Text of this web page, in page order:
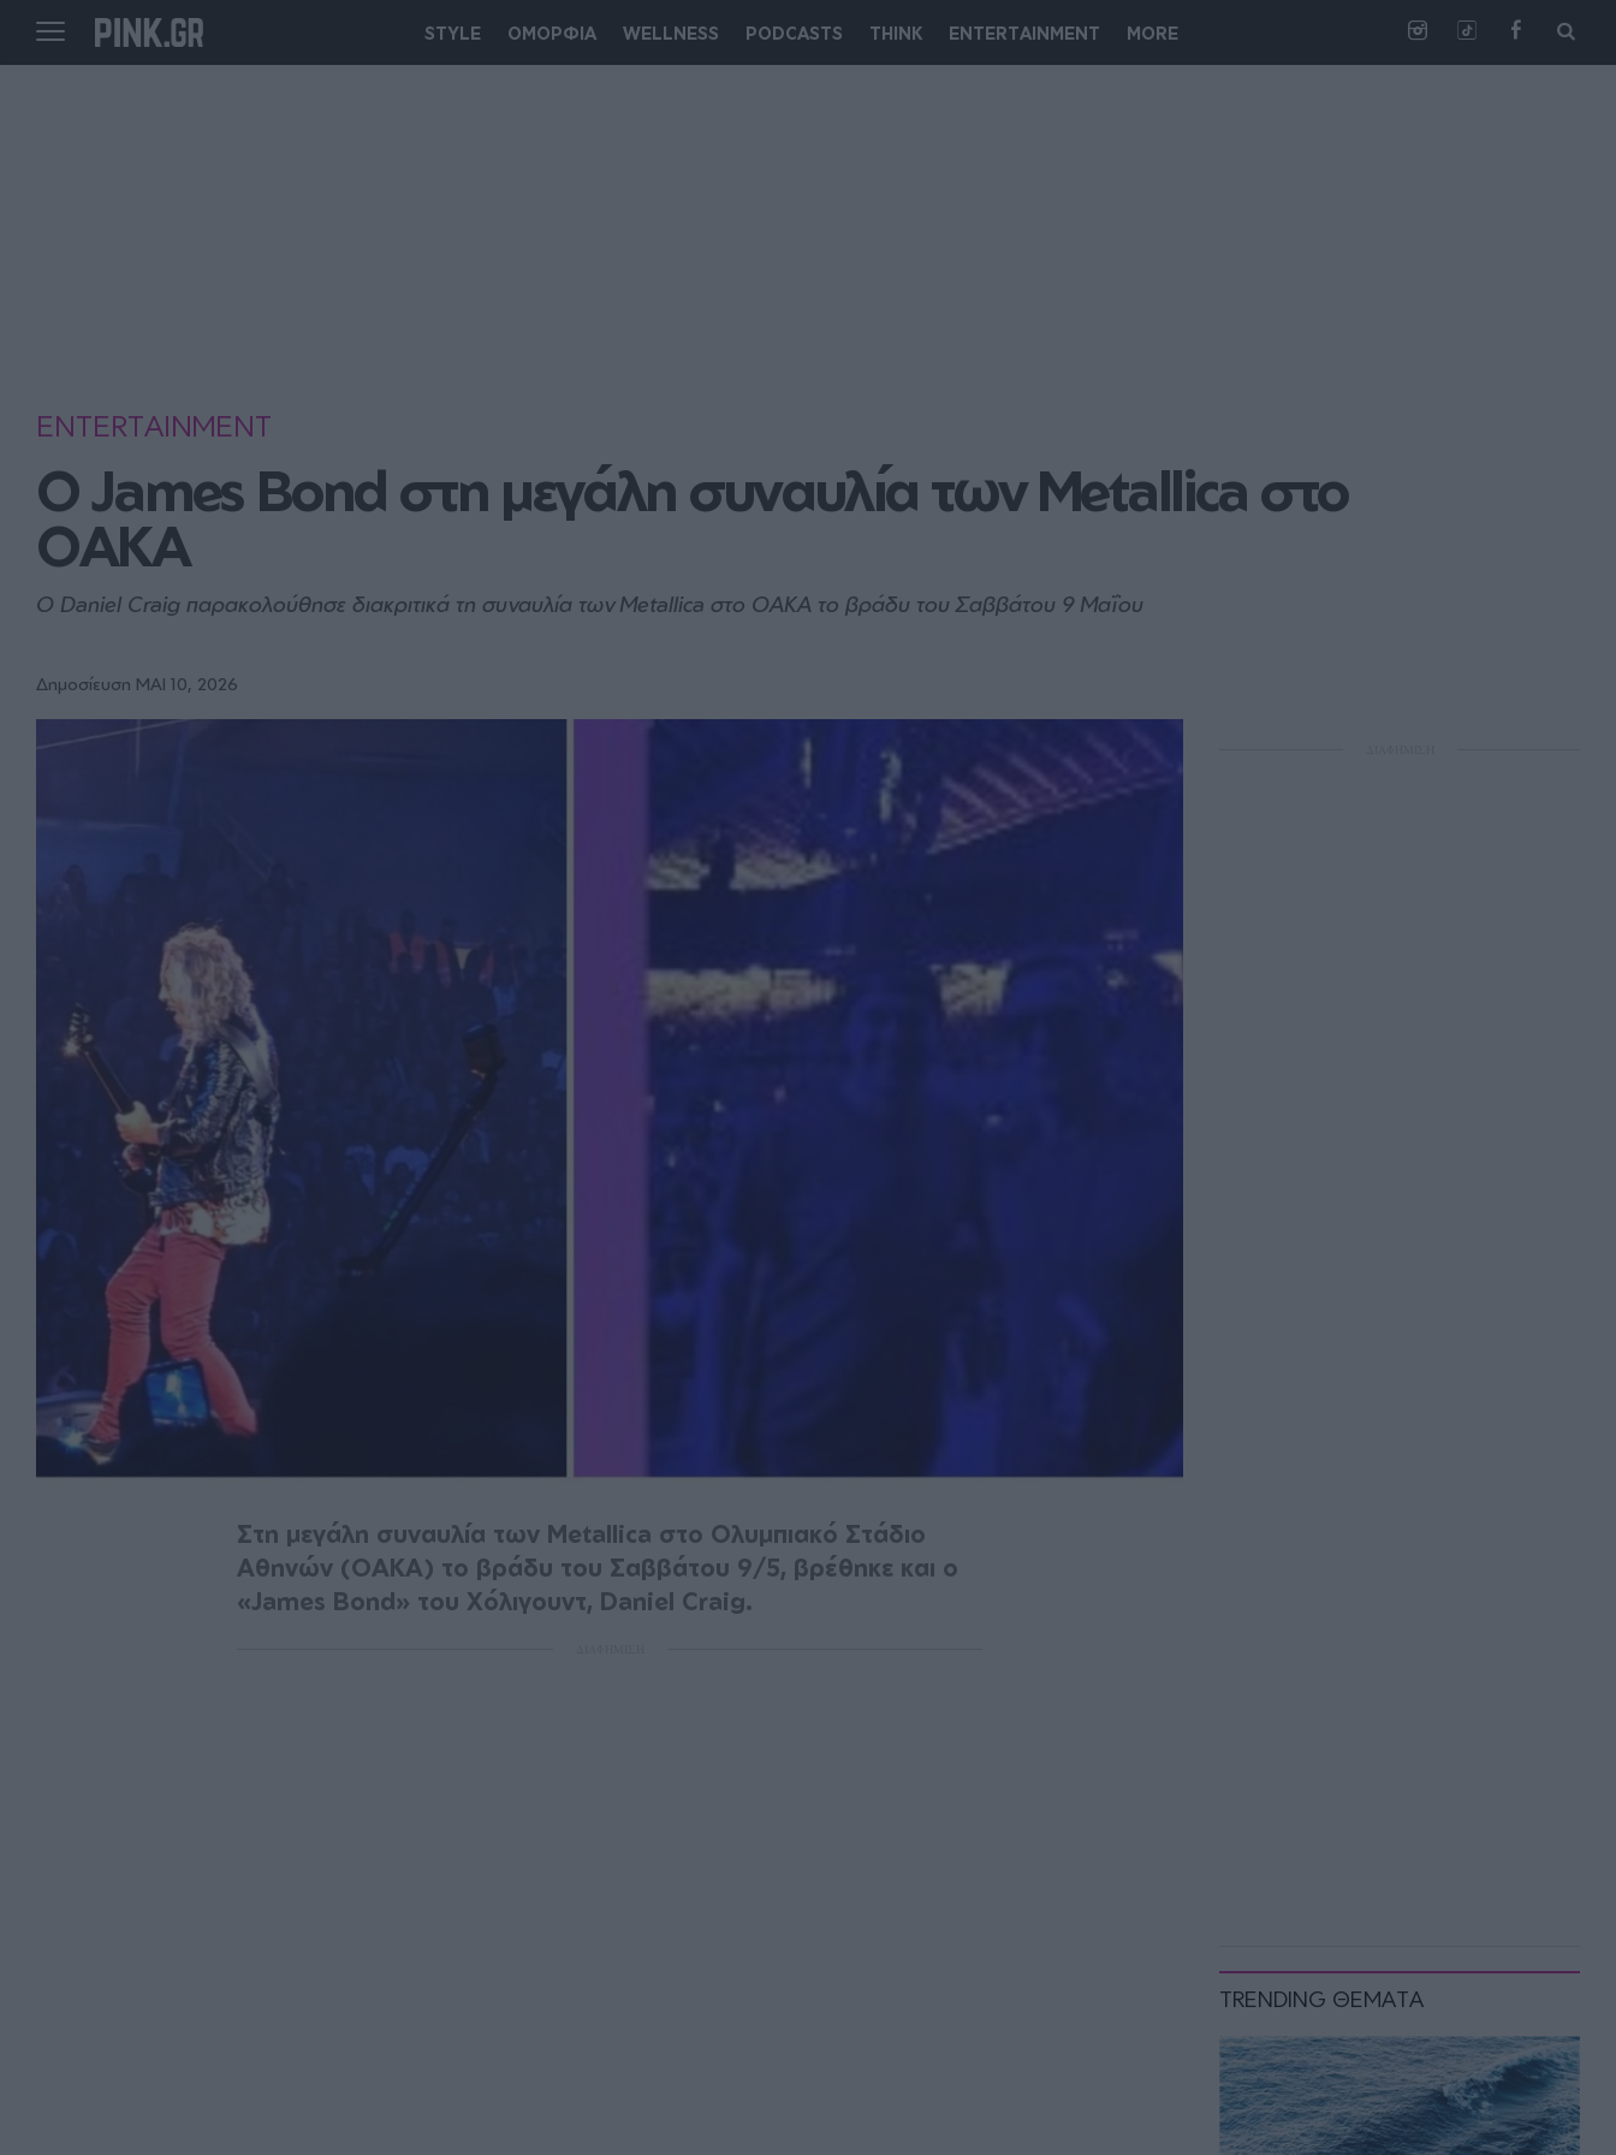
STYLE ΟΜΟΡΦΙΑ WELLNESS PODCASTS THINK ENTERTAINMENT MORE
ENTERTAINMENT
Ο James Bond στη μεγάλη συναυλία των Metallica στο
ΟΑΚΑ
Ο Daniel Craig παρακολούθησε διακριτικά τη συναυλία των Metallica στο ΟΑΚΑ το βράδυ του Σαββάτου 9 Μαΐου
Δημοσίευση ΜΑΙ 10, 2026
TRENDING ΘΕΜΑΤΑ
Στη μεγάλη συναυλία των Metallica στο Ολυμπιακό Στάδιο
Αθηνών (ΟΑΚΑ) το βράδυ του Σαββάτου 9/5, βρέθηκε και ο
«James Bond» του Χόλιγουντ, Daniel Craig.